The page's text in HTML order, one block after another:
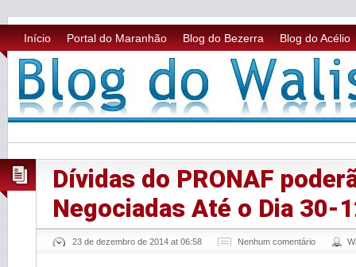
Início Portal do Maranhão Blog do Bezerra Blog do Acélio
Dívidas do PRONAF
Negociadas Até o Dia 30-
23 de dezembro de 2014 at 06:58 Nenhum comentário